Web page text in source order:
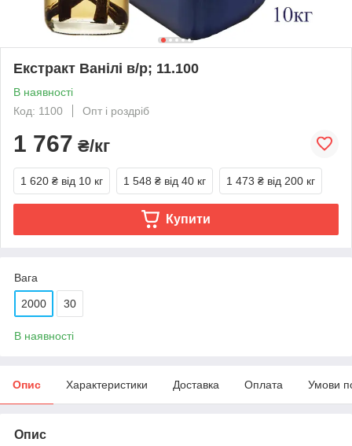
Екстракт Ванілі в/р; 11.100
В наявності
Код: 1100
Опт і роздріб
1 767 ₴/кг
1 620 ₴ від 10 кг 1 548 ₴ від 40 кг 1 473 ₴ від 200 кг
Купити
Вага
2000 30
В наявності
Опис Характеристики Доставка Оплата Умови
Опис